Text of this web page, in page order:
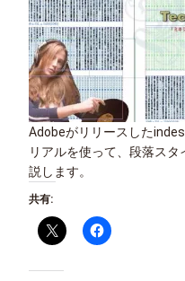
Adobeがリリースした
リアルを使って、段落ス
説します。
共有: